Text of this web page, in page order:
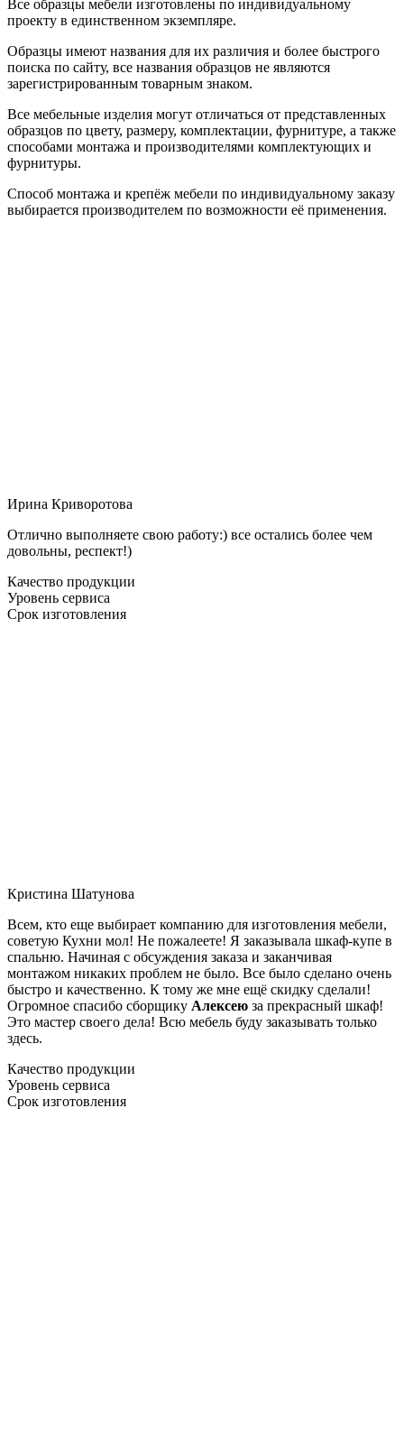
Все образцы мебели изготовлены по индивидуальному
проекту в единственном экземпляре.
Образцы имеют названия для их различия и более быстрого
поиска по сайту, все названия образцов не являются
зарегистрированным товарным знаком.
Все мебельные изделия могут отличаться от представленных
образцов по цвету, размеру, комплектации, фурнитуре, а также
способами монтажа и производителями комплектующих и
фурнитуры.
Способ монтажа и крепёж мебели по индивидуальному заказу
выбирается производителем по возможности её применения.
Ирина Криворотова
Отлично выполняете свою работу:) все остались более чем
довольны, респект!)
Качество продукции
Уровень сервиса
Срок изготовления
Кристина Шатунова
Всем, кто еще выбирает компанию для изготовления мебели,
советую Кухни мол! Не пожалеете! Я заказывала шкаф-купе в
спальню. Начиная с обсуждения заказа и заканчивая
монтажом никаких проблем не было. Все было сделано очень
быстро и качественно. К тому же мне ещё скидку сделали!
Огромное спасибо сборщику Алексею за прекрасный шкаф!
Это мастер своего дела! Всю мебель буду заказывать только
здесь.
Качество продукции
Уровень сервиса
Срок изготовления